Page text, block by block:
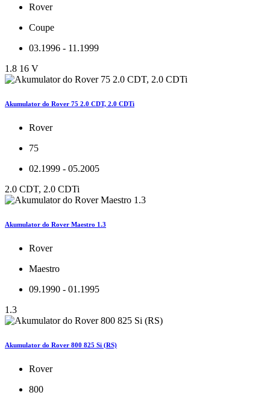
Rover
Coupe
03.1996 - 11.1999
1.8 16 V
Akumulator do Rover 75 2.0 CDT, 2.0 CDTi
Rover
75
02.1999 - 05.2005
2.0 CDT, 2.0 CDTi
Akumulator do Rover Maestro 1.3
Rover
Maestro
09.1990 - 01.1995
1.3
Akumulator do Rover 800 825 Si (RS)
Rover
800